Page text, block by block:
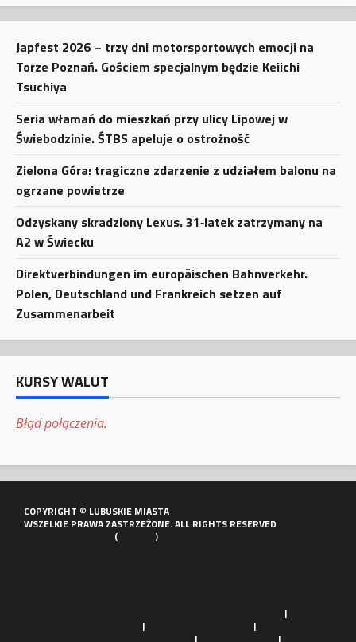
Japfest 2026 – trzy dni motorsportowych emocji na
Torze Poznań. Gościem specjalnym będzie Keiichi
Tsuchiya
Seria włamań do mieszkań przy ulicy Lipowej w
Świebodzinie. ŚTBS apeluje o ostrożność
Zielona Góra: tragiczne zdarzenie z udziałem balonu na
ogrzane powietrze
Odzyskany skradziony Lexus. 31‑latek zatrzymany na
A2 w Świecku
Direktverbindungen im europäischen Bahnverkehr.
Polen, Deutschland und Frankreich setzen auf
Zusammenarbeit
KURSY WALUT
Błąd połączenia.
COPYRIGHT © LUBUSKIE MIASTA
WSZELKIE PRAWA ZASTRZEŻONE. ALL RIGHTS RESERVED
( )
|
| |
| |